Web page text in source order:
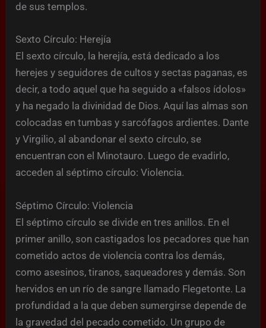
de sus templos.
Sexto Círculo: Herejía
El sexto círculo, la herejía, está dedicado a los
herejes y seguidores de cultos y sectas paganas, es
decir, a todo aquel que ha seguido a «falsos ídolos»
y ha negado la divinidad de Dios. Aquí las almas son
colocadas en tumbas y sarcófagos ardientes. Dante
y Virgilio, al abandonar el sexto círculo, se
encuentran con el Minotauro. Luego de evadirlo,
acceden al séptimo círculo: Violencia.
Séptimo Círculo: Violencia
El séptimo círculo se divide en tres anillos. En el
primer anillo, son castigados los pecadores que han
cometido actos de violencia contra los demás,
como asesinos, tiranos, saqueadores y demás. Son
hervidos en un río de sangre llamado Flegetonte. La
profundidad a la que deben sumergirse depende de
la gravedad del pecado cometido. Un grupo de